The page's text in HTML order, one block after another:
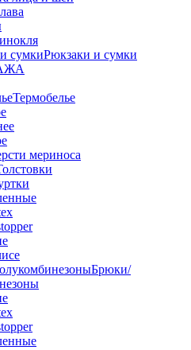
Рюкзаки и сумки
Термобелье
мериноса
Брюки/